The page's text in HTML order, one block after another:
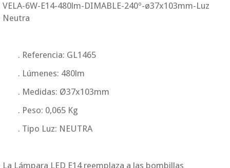
VELA-6W-E14-480lm-DIMABLE-240º-ø37x103mm-Luz
Neutra
. Referencia: GL1465
. Lúmenes: 480lm
. Medidas: Ø37x103mm
. Peso: 0,065 Kg
. Tipo Luz: NEUTRA
La Lámpara LED E14 reemplaza a las bombillas